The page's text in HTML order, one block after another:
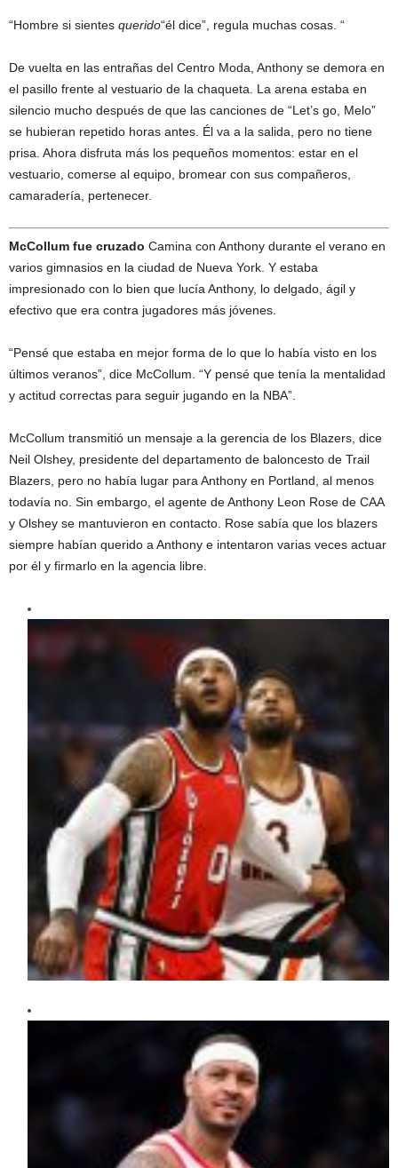
“Hombre si sientes querido“él dice”, regula muchas cosas. “
De vuelta en las entrañas del Centro Moda, Anthony se demora en
el pasillo frente al vestuario de la chaqueta. La arena estaba en
silencio mucho después de que las canciones de “Let’s go, Melo”
se hubieran repetido horas antes. Él va a la salida, pero no tiene
prisa. Ahora disfruta más los pequeños momentos: estar en el
vestuario, comerse al equipo, bromear con sus compañeros,
camaradería, pertenecer.
McCollum fue cruzado Camina con Anthony durante el verano en
varios gimnasios en la ciudad de Nueva York. Y estaba
impresionado con lo bien que lucía Anthony, lo delgado, ágil y
efectivo que era contra jugadores más jóvenes.
“Pensé que estaba en mejor forma de lo que lo había visto en los
últimos veranos”, dice McCollum. “Y pensé que tenía la mentalidad
y actitud correctas para seguir jugando en la NBA”.
McCollum transmitió un mensaje a la gerencia de los Blazers, dice
Neil Olshey, presidente del departamento de baloncesto de Trail
Blazers, pero no había lugar para Anthony en Portland, al menos
todavía no. Sin embargo, el agente de Anthony Leon Rose de CAA
y Olshey se mantuvieron en contacto. Rose sabía que los blazers
siempre habían querido a Anthony e intentaron varias veces actuar
por él y firmarlo en la agencia libre.